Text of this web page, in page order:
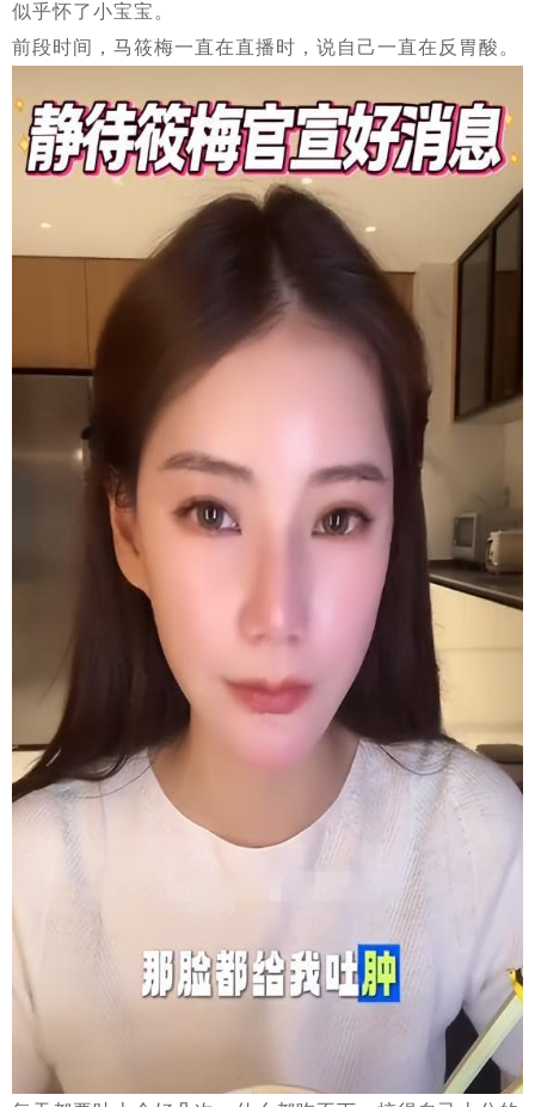
似乎怀了小宝宝。
前段时间，马筱梅一直在直播时，说自己一直在反胃酸。